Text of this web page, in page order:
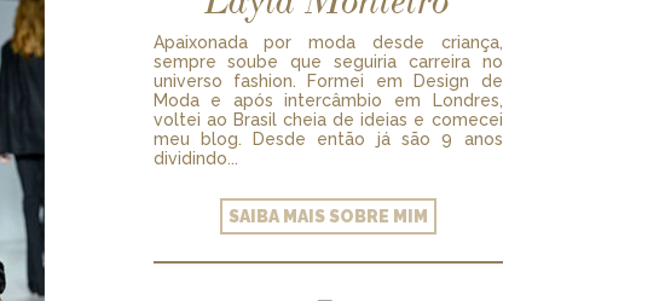
Apaixonada por moda desde criança,
sempre soube que seguiria carreira no
universo fashion. Formei em Design de
Moda e após intercâmbio em Londres,
voltei ao Brasil cheia de ideias e comecei
meu blog. Desde então já são 9 anos
dividindo...
SAIBA MAIS SOBRE MIM